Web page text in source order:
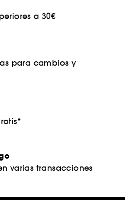
a 30€
para cambios y
varias transacciones